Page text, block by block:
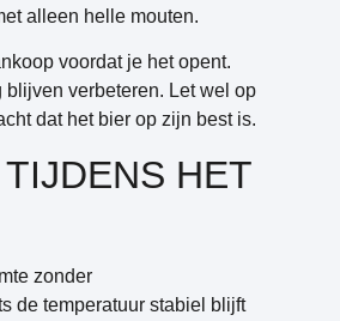
alleen helle mouten.
voordat je het opent.
verbeteren. Let wel op
dat het bier op zijn best is.
HET
zonder
de temperatuur stabiel blijft